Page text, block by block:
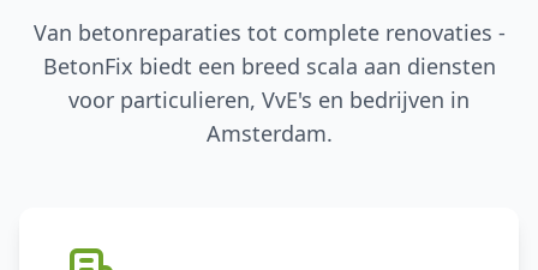
Van betonreparaties tot complete renovaties -
BetonFix biedt een breed scala aan diensten
voor particulieren, VvE's en bedrijven in
Amsterdam.